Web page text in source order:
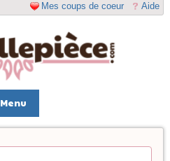
Aide
Mes coups de coeur
Menu